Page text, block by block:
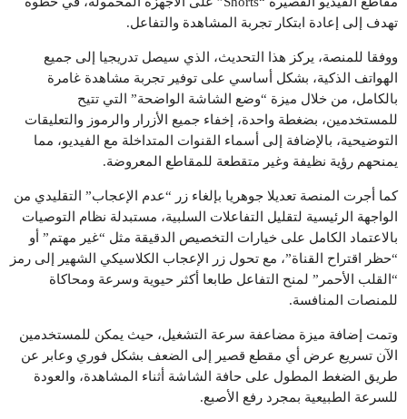
تهدف إلى إعادة ابتكار تجربة المشاهدة والتفاعل.
ووفقا للمنصة، يركز هذا التحديث، الذي سيصل تدريجيا إلى جميع
الهواتف الذكية، بشكل أساسي على توفير تجربة مشاهدة غامرة
بالكامل، من خلال ميزة “وضع الشاشة الواضحة” التي تتيح
للمستخدمين، بضغطة واحدة، إخفاء جميع الأزرار والرموز والتعليقات
التوضيحية، بالإضافة إلى أسماء القنوات المتداخلة مع الفيديو، مما
يمنحهم رؤية نظيفة وغير متقطعة للمقاطع المعروضة.
كما أجرت المنصة تعديلا جوهريا بإلغاء زر “عدم الإعجاب” التقليدي من
الواجهة الرئيسية لتقليل التفاعلات السلبية، مستبدلة نظام التوصيات
بالاعتماد الكامل على خيارات التخصيص الدقيقة مثل “غير مهتم” أو
“حظر اقتراح القناة”، مع تحول زر الإعجاب الكلاسيكي الشهير إلى رمز
“القلب الأحمر” لمنح التفاعل طابعا أكثر حيوية وسرعة ومحاكاة
للمنصات المنافسة.
وتمت إضافة ميزة مضاعفة سرعة التشغيل، حيث يمكن للمستخدمين
الآن تسريع عرض أي مقطع قصير إلى الضعف بشكل فوري وعابر عن
طريق الضغط المطول على حافة الشاشة أثناء المشاهدة، والعودة
للسرعة الطبيعية بمجرد رفع الأصبع.